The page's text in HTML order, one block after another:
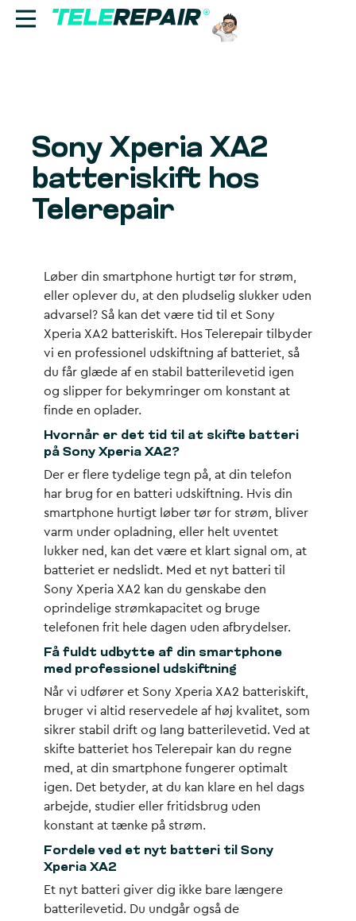
Find butik
Erhverv
Sony Xperia XA2
batteriskift hos
Telerepair
Løber din smartphone hurtigt tør for strøm,
eller oplever du, at den pludselig slukker uden
advarsel? Så kan det være tid til et Sony
Xperia XA2 batteriskift. Hos Telerepair tilbyder
vi en professionel udskiftning af batteriet, så
du får glæde af en stabil batterilevetid igen
og slipper for bekymringer om konstant at
finde en oplader.
Hvornår er det tid til at skifte batteri
på Sony Xperia XA2?
Der er flere tydelige tegn på, at din telefon
har brug for en batteri udskiftning. Hvis din
smartphone hurtigt løber tør for strøm, bliver
varm under opladning, eller helt uventet
lukker ned, kan det være et klart signal om, at
batteriet er nedslidt. Med et nyt batteri til
Sony Xperia XA2 kan du genskabe den
oprindelige strømkapacitet og bruge
telefonen frit hele dagen uden afbrydelser.
Få fuldt udbytte af din smartphone
med professionel udskiftning
Når vi udfører et Sony Xperia XA2 batteriskift,
bruger vi altid reservedele af høj kvalitet, som
sikrer stabil drift og lang batterilevetid. Ved at
skifte batteriet hos Telerepair kan du regne
med, at din smartphone fungerer optimalt
igen. Det betyder, at du kan klare en hel dags
arbejde, studier eller fritidsbrug uden
konstant at tænke på strøm.
Fordele ved et nyt batteri til Sony
Xperia XA2
Et nyt batteri giver dig ikke bare længere
batterilevetid. Du undgår også de